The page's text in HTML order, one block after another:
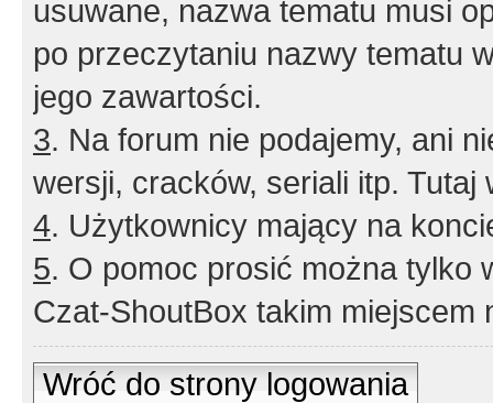
usuwane, nazwa tematu musi
po przeczytaniu nazwy tematu
jego zawartości.
3. Na forum nie podajemy, ani
wersji, cracków, seriali itp. Tutaj
4. Użytkownicy mający na
5. O pomoc prosić można tylko
Czat-ShoutBox takim miejscem
Wróć do strony logowania